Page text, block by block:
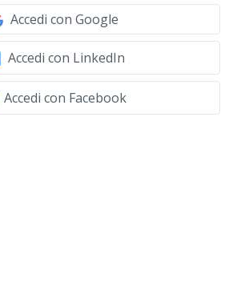
Accedi con Google
Accedi con LinkedIn
Accedi con Facebook